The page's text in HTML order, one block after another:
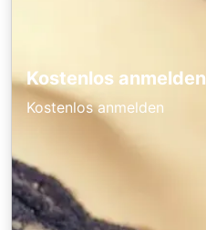
Kostenlos anmelden
Kostenlos anmelden